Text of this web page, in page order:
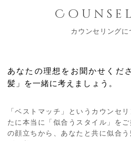
カウンセリングに
あなたの理想をお聞かせくだ
髪」を一緒に考えましょう。
「ベストマッチ」というカウンセ
たに本当に「似合うスタイル」を
の顔立ちから、あなたと共に似合